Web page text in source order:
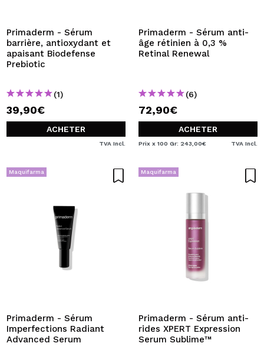
En créant un compte sur Maquibeauty.fr vous pourrez
effectuer vos achats rapidement, vérifier l'état de vos
commandes et consulter vos opérations précédentes.
CRÉER UN COMPTE
Primaderm - Sérum
barrière, antioxydant et
apaisant Biodefense
Prebiotic
(1)
39,90€
ACHETER
TVA Incl.
Primaderm - Sérum anti-
âge rétinien à 0,3 %
Retinal Renewal
(6)
72,90€
ACHETER
Prix x 100 Gr: 243,00€ TVA Incl.
Maquifarma
Primaderm - Sérum
Imperfections Radiant
Advanced Serum
Maquifarma
Primaderm - Sérum anti-
rides XPERT Expression
Serum Sublime™